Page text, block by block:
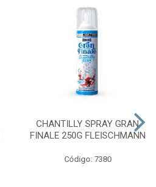
CHANTILLY SPRAY GRAN
FINALE 250G FLEISCHMANN
Código: 7380